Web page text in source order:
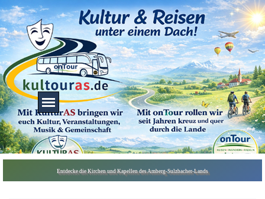
Direkt zum Seiteninhalt
Menü überspringen
Menü überspringen
Entdecke die Kirchen und Kapellen des Amberg-Sulzbacher-Lands